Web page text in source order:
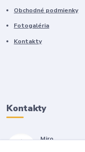
Obchodné podmienky
Fotogaléria
Kontakty
Kontakty
Miro